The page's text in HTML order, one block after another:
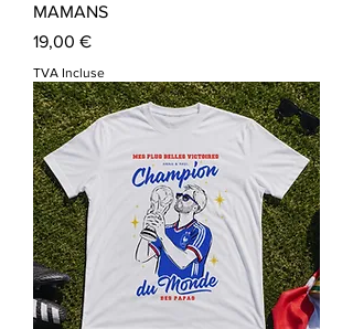
MAMANS
Prix
19,00 €
TVA Incluse